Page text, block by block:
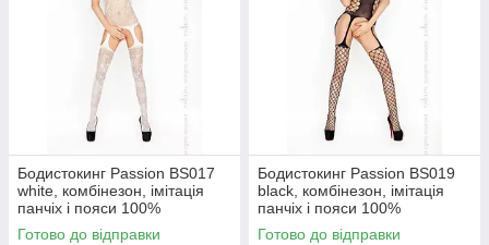
Бодистокинг Passion BS017
white, комбінезон, імітація
панчіх і пояси 100%
Анонімності
Готово до відправки
Бодистокинг Passion BS019
black, комбінезон, імітація
панчіх і пояси 100%
Анонімності
Готово до відправки